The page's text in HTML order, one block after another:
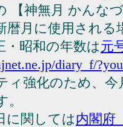
【神無月 かんな
暦月に使用される
昭和の年数は元
diary_f/
強化のため、今
に関しては内閣府